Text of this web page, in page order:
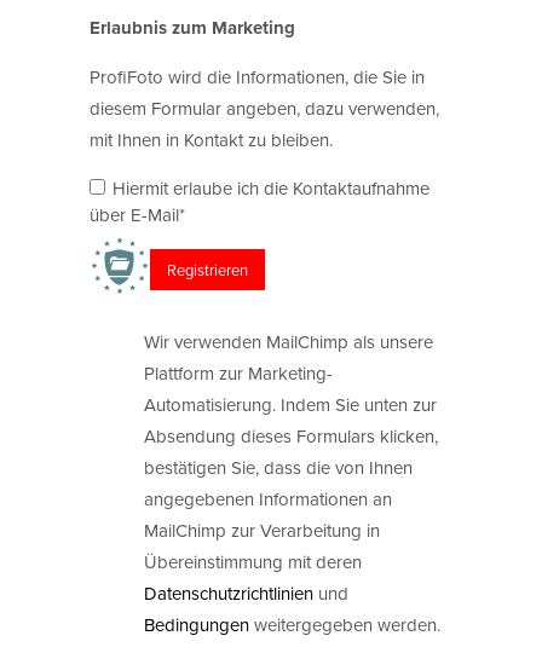
Erlaubnis zum Marketing
ProfiFoto wird die Informationen, die Sie in
diesem Formular angeben, dazu verwenden,
mit Ihnen in Kontakt zu bleiben.
Hiermit erlaube ich die Kontaktaufnahme
über E-Mail*
Wir verwenden MailChimp als unsere
Plattform zur Marketing-
Automatisierung. Indem Sie unten zur
Absendung dieses Formulars klicken,
bestätigen Sie, dass die von Ihnen
angegebenen Informationen an
MailChimp zur Verarbeitung in
Übereinstimmung mit deren
Datenschutzrichtlinien und
Bedingungenweitergegeben werden.